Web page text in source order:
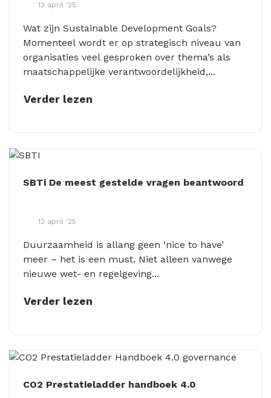
13 april '25
Wat zijn Sustainable Development Goals?
Momenteel wordt er op strategisch niveau van
organisaties veel gesproken over thema’s als
maatschappelijke verantwoordelijkheid,...
Verder lezen
SBTi De meest gestelde vragen beantwoord
12 april '25
Duurzaamheid is allang geen ‘nice to have’
meer – het is een must. Niet alleen vanwege
nieuwe wet- en regelgeving...
Verder lezen
CO2 Prestatieladder handboek 4.0